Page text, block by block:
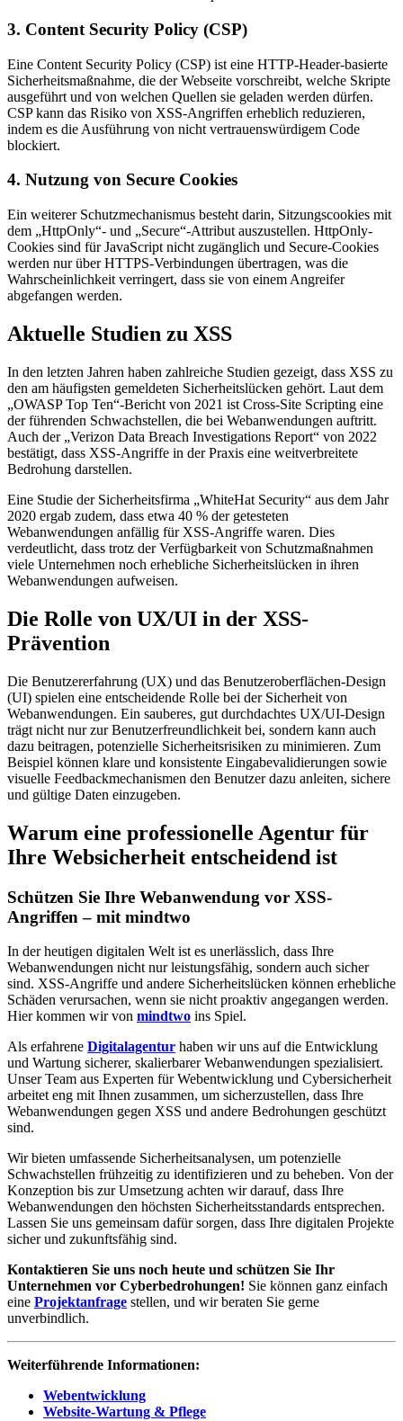
3. Content Security Policy (CSP)
Eine Content Security Policy (CSP) ist eine HTTP-Header-basierte
Sicherheitsmaßnahme, die der Webseite vorschreibt, welche Skripte
ausgeführt und von welchen Quellen sie geladen werden dürfen.
CSP kann das Risiko von XSS-Angriffen erheblich reduzieren,
indem es die Ausführung von nicht vertrauenswürdigem Code
blockiert.
4. Nutzung von Secure Cookies
Ein weiterer Schutzmechanismus besteht darin, Sitzungscookies mit
dem „HttpOnly“- und „Secure“-Attribut auszustellen. HttpOnly-
Cookies sind für JavaScript nicht zugänglich und Secure-Cookies
werden nur über HTTPS-Verbindungen übertragen, was die
Wahrscheinlichkeit verringert, dass sie von einem Angreifer
abgefangen werden.
Aktuelle Studien zu XSS
In den letzten Jahren haben zahlreiche Studien gezeigt, dass XSS zu
den am häufigsten gemeldeten Sicherheitslücken gehört. Laut dem
„OWASP Top Ten“-Bericht von 2021 ist Cross-Site Scripting eine
der führenden Schwachstellen, die bei Webanwendungen auftritt.
Auch der „Verizon Data Breach Investigations Report“ von 2022
bestätigt, dass XSS-Angriffe in der Praxis eine weitverbreitete
Bedrohung darstellen.
Eine Studie der Sicherheitsfirma „WhiteHat Security“ aus dem Jahr
2020 ergab zudem, dass etwa 40 % der getesteten
Webanwendungen anfällig für XSS-Angriffe waren. Dies
verdeutlicht, dass trotz der Verfügbarkeit von Schutzmaßnahmen
viele Unternehmen noch erhebliche Sicherheitslücken in ihren
Webanwendungen aufweisen.
Die Rolle von UX/UI in der XSS-
Prävention
Die Benutzererfahrung (UX) und das Benutzeroberflächen-Design
(UI) spielen eine entscheidende Rolle bei der Sicherheit von
Webanwendungen. Ein sauberes, gut durchdachtes UX/UI-Design
trägt nicht nur zur Benutzerfreundlichkeit bei, sondern kann auch
dazu beitragen, potenzielle Sicherheitsrisiken zu minimieren. Zum
Beispiel können klare und konsistente Eingabevalidierungen sowie
visuelle Feedbackmechanismen den Benutzer dazu anleiten, sichere
und gültige Daten einzugeben.
Warum eine professionelle Agentur für
Ihre Websicherheit entscheidend ist
Schützen Sie Ihre Webanwendung vor XSS-
Angriffen – mit mindtwo
In der heutigen digitalen Welt ist es unerlässlich, dass Ihre
Webanwendungen nicht nur leistungsfähig, sondern auch sicher
sind. XSS-Angriffe und andere Sicherheitslücken können erhebliche
Schäden verursachen, wenn sie nicht proaktiv angegangen werden.
Hier kommen wir von mindtwo ins Spiel.
Als erfahrene Digitalagentur haben wir uns auf die Entwicklung
und Wartung sicherer, skalierbarer Webanwendungen spezialisiert.
Unser Team aus Experten für Webentwicklung und Cybersicherheit
arbeitet eng mit Ihnen zusammen, um sicherzustellen, dass Ihre
Webanwendungen gegen XSS und andere Bedrohungen geschützt
sind.
Wir bieten umfassende Sicherheitsanalysen, um potenzielle
Schwachstellen frühzeitig zu identifizieren und zu beheben. Von der
Konzeption bis zur Umsetzung achten wir darauf, dass Ihre
Webanwendungen den höchsten Sicherheitsstandards entsprechen.
Lassen Sie uns gemeinsam dafür sorgen, dass Ihre digitalen Projekte
sicher und zukunftsfähig sind.
Kontaktieren Sie uns noch heute und schützen Sie Ihr
Unternehmen vor Cyberbedrohungen! Sie können ganz einfach
eine Projektanfrage stellen, und wir beraten Sie gerne
unverbindlich.
Weiterführende Informationen:
Webentwicklung
Website-Wartung & Pflege